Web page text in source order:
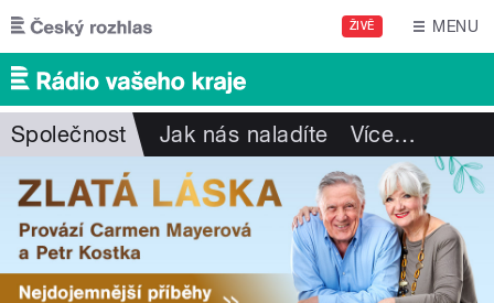
Přejít k hlavnímu obsahu
ŽIVĚ MENU
Společnost Jak nás naladíte Více…